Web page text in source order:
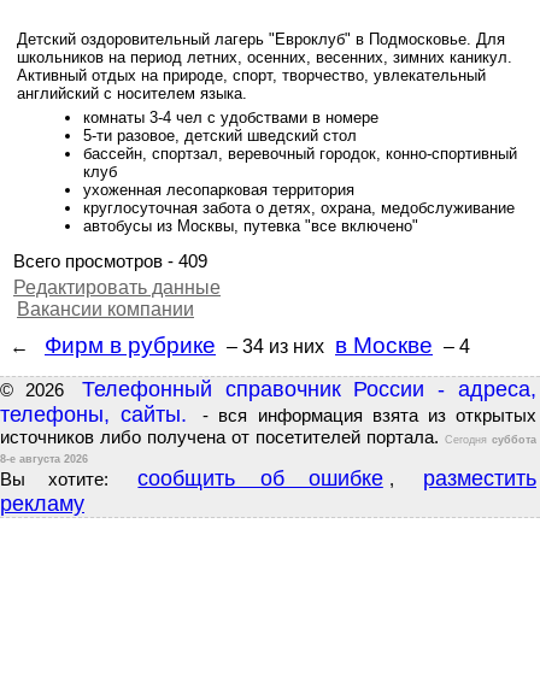
Детский оздоровительный лагерь "Евроклуб" в Подмосковье. Для
школьников на период летних, осенних, весенних, зимних каникул.
Активный отдых на природе, спорт, творчество, увлекательный
английский с носителем языка.
комнаты 3-4 чел с удобствами в номере
5-ти разовое, детский шведский стол
бассейн, спортзал, веревочный городок, конно-спортивный
клуб
ухоженная лесопарковая территория
круглосуточная забота о детях, охрана, медобслуживание
автобусы из Москвы, путевка "все включено"
Всего просмотров - 409
Редактировать данные
Вакансии компании
←
Фирм в рубрике – 34 из них в Москве – 4
© 2026
Телефонный справочник России - адреса,
телефоны, сайты.
- вся информация взята из открытых
источников либо получена от посетителей портала. Сегодня суббота
8-е августа 2026
Вы хотите: сообщить об ошибке ,
разместить
рекламу